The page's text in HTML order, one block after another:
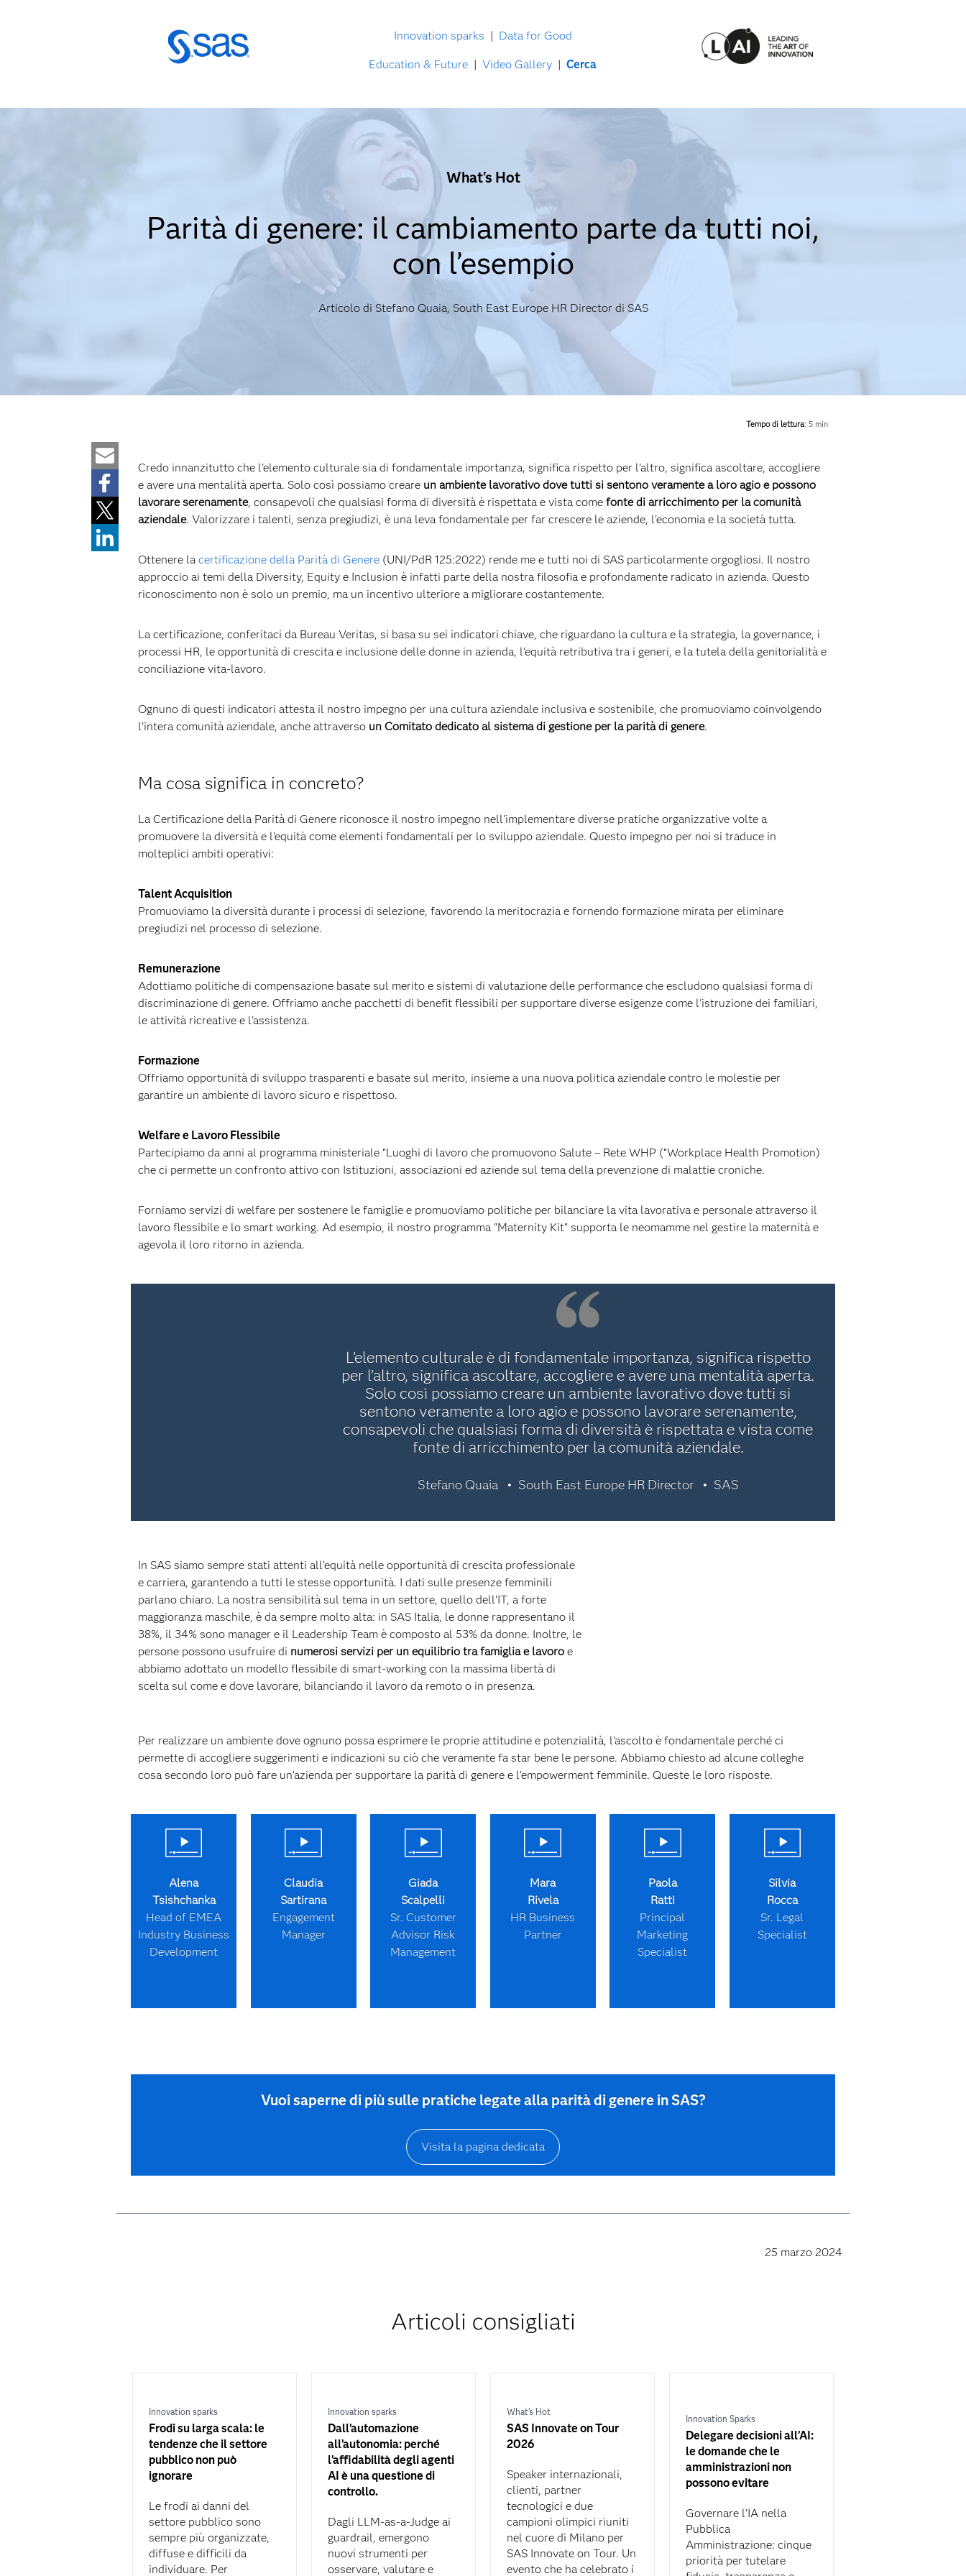
Innovation sparks | Data for Good
Education & Future |Video Gallery |Cerca
What's Hot
Parità di genere: il cambiamento parte da tutti noi,
con l’esempio
Articolo di Stefano Quaia, South East Europe HR Director di SAS
Tempo di lettura: 5 min
Credo innanzitutto che l’elemento culturale sia di fondamentale importanza, significa rispetto per l’altro, significa ascoltare, accogliere
e avere una mentalità aperta. Solo così possiamo creare un ambiente lavorativo dove tutti si sentono veramente a loro agio e possono
lavorare serenamente, consapevoli che qualsiasi forma di diversità è rispettata e vista come fonte di arricchimento per la comunità
aziendale. Valorizzare i talenti, senza pregiudizi, è una leva fondamentale per far crescere le aziende, l'economia e la società tutta.
Ottenere la certificazione della Parità di Genere (UNI/PdR 125:2022) rende me e tutti noi di SAS particolarmente orgogliosi. Il nostro
approccio ai temi della Diversity, Equity e Inclusion è infatti parte della nostra filosofia e profondamente radicato in azienda. Questo
riconoscimento non è solo un premio, ma un incentivo ulteriore a migliorare costantemente.
La certificazione, conferitaci da Bureau Veritas, si basa su sei indicatori chiave, che riguardano la cultura e la strategia, la governance, i
processi HR, le opportunità di crescita e inclusione delle donne in azienda, l’equità retributiva tra i generi, e la tutela della genitorialità e
conciliazione vita-lavoro.
Ognuno di questi indicatori attesta il nostro impegno per una cultura aziendale inclusiva e sostenibile, che promuoviamo coinvolgendo
l'intera comunità aziendale, anche attraverso un Comitato dedicato al sistema di gestione per la parità di genere.
Ma cosa significa in concreto?
La Certificazione della Parità di Genere riconosce il nostro impegno nell'implementare diverse pratiche organizzative volte a
promuovere la diversità e l'equità come elementi fondamentali per lo sviluppo aziendale. Questo impegno per noi si traduce in
molteplici ambiti operativi:
Talent Acquisition
Promuoviamo la diversità durante i processi di selezione, favorendo la meritocrazia e fornendo formazione mirata per eliminare
pregiudizi nel processo di selezione.
Remunerazione
Adottiamo politiche di compensazione basate sul merito e sistemi di valutazione delle performance che escludono qualsiasi forma di
discriminazione di genere. Offriamo anche pacchetti di benefit flessibili per supportare diverse esigenze come l'istruzione dei familiari,
le attività ricreative e l'assistenza.
Formazione
Offriamo opportunità di sviluppo trasparenti e basate sul merito, insieme a una nuova politica aziendale contro le molestie per
garantire un ambiente di lavoro sicuro e rispettoso.
Welfare e Lavoro Flessibile
Partecipiamo da anni al programma ministeriale “Luoghi di lavoro che promuovono Salute – Rete WHP (“Workplace Health Promotion)
che ci permette un confronto attivo con Istituzioni, associazioni ed aziende sul tema della prevenzione di malattie croniche.
Forniamo servizi di welfare per sostenere le famiglie e promuoviamo politiche per bilanciare la vita lavorativa e personale attraverso il
lavoro flessibile e lo smart working. Ad esempio, il nostro programma "Maternity Kit" supporta le neomamme nel gestire la maternità e
agevola il loro ritorno in azienda.
L’elemento culturale è di fondamentale importanza, significa rispetto
per l’altro, significa ascoltare, accogliere e avere una mentalità aperta.
Solo così possiamo creare un ambiente lavorativo dove tutti si
sentono veramente a loro agio e possono lavorare serenamente,
consapevoli che qualsiasi forma di diversità è rispettata e vista come
fonte di arricchimento per la comunità aziendale.
Stefano Quaia South East Europe HR Director SAS
In SAS siamo sempre stati attenti all'equità nelle opportunità di crescita professionale
e carriera, garantendo a tutti le stesse opportunità. I dati sulle presenze femminili
parlano chiaro. La nostra sensibilità sul tema in un settore, quello dell’IT, a forte
maggioranza maschile, è da sempre molto alta: in SAS Italia, le donne rappresentano il
38%, il 34% sono manager e il Leadership Team è composto al 53% da donne. Inoltre, le
persone possono usufruire di numerosi servizi per un equilibrio tra famiglia e lavoro e
abbiamo adottato un modello flessibile di smart-working con la massima libertà di
scelta sul come e dove lavorare, bilanciando il lavoro da remoto o in presenza.
Per realizzare un ambiente dove ognuno possa esprimere le proprie attitudine e potenzialità, l’ascolto è fondamentale perché ci
permette di accogliere suggerimenti e indicazioni su ciò che veramente fa star bene le persone. Abbiamo chiesto ad alcune colleghe
cosa secondo loro può fare un’azienda per supportare la parità di genere e l’empowerment femminile. Queste le loro risposte.
Alena
Tsishchanka
Head of EMEA
Industry Business
Development
Claudia
Sartirana
Engagement
Manager
Giada
Scalpelli
Sr. Customer
Advisor Risk
Management
Mara
Rivela
HR Business
Partner
Paola
Ratti
Principal
Marketing
Specialist
Silvia
Rocca
Sr. Legal
Specialist
Vuoi saperne di più sulle pratiche legate alla parità di genere in SAS?
Visita la pagina dedicata
25 marzo 2024
Articoli consigliati
Innovation sparks
Frodi su larga scala: le
tendenze che il settore
pubblico non può
ignorare
Le frodi ai danni del
settore pubblico sono
sempre più organizzate,
diffuse e difficili da
individuare. Per
Innovation sparks
Dall’automazione
all’autonomia: perché
l’affidabilità degli agenti
AI è una questione di
controllo.
Dagli LLM-as-a-Judge ai
guardrail, emergono
nuovi strumenti per
osservare, valutare e
What's Hot
SAS Innovate on Tour
2026
Speaker internazionali,
clienti, partner
tecnologici e due
campioni olimpici riuniti
nel cuore di Milano per
SAS Innovate on Tour. Un
evento che ha celebrato i
Innovation Sparks
Delegare decisioni all’AI:
le domande che le
amministrazioni non
possono evitare
Governare l’IA nella
Pubblica
Amministrazione: cinque
priorità per tutelare